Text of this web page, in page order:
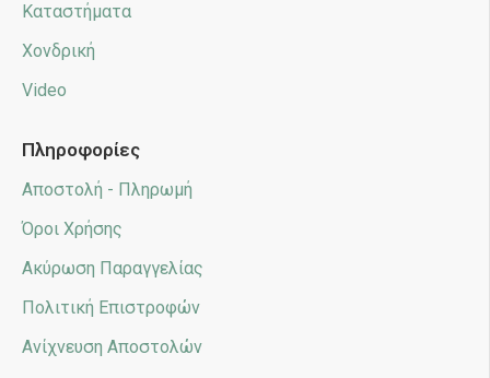
Καταστήματα
Χονδρική
Video
Πληροφορίες
Αποστολή - Πληρωμή
Όροι Χρήσης
Ακύρωση Παραγγελίας
Πολιτική Επιστροφών
Ανίχνευση Αποστολών